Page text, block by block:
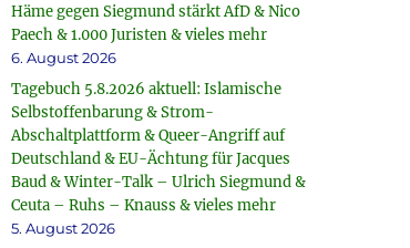
Häme gegen Siegmund stärkt AfD & Nico
Paech & 1.000 Juristen & vieles mehr
6. August 2026
Tagebuch 5.8.2026 aktuell: Islamische
Selbstoffenbarung & Strom-
Abschaltplattform & Queer-Angriff auf
Deutschland & EU-Ächtung für Jacques
Baud & Winter-Talk – Ulrich Siegmund &
Ceuta – Ruhs – Knauss & vieles mehr
5. August 2026